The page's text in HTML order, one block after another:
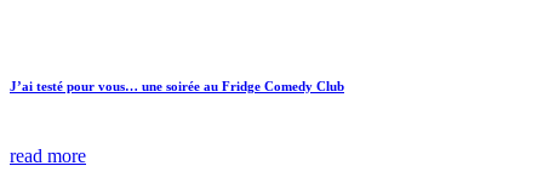
J’ai testé pour vous… une soirée au Fridge Comedy Club
read more